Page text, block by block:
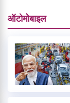
ऑटोमोबाइल